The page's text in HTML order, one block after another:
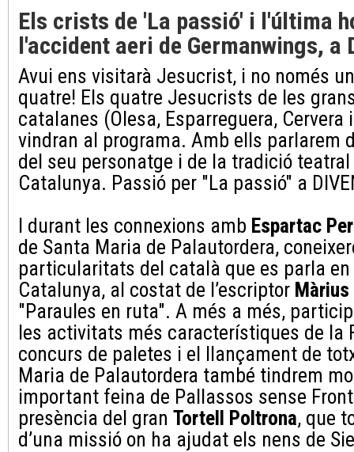
Els crists de 'La passió' i l'última
l'accident aeri de Germanwings, a
Avui ens visitarà Jesucrist, i no només
quatre! Els quatre Jesucrists de les
catalanes (Olesa, Esparreguera, Cervera
vindran al programa. Amb ells parlarem
del seu personatge i de la tradició
Catalunya. Passió per "La passió" a
I durant les connexions amb Espartac
de Santa Maria de Palautordera,
particularitats del català que es parla
Catalunya, al costat de l’escriptor Màrius
"Paraules en ruta". A més a més,
les activitats més característiques de la
concurs de paletes i el llançament de
Maria de Palautordera també tindrem
important feina de Pallassos sense
presència del gran Tortell Poltrona, que
d’una missió on ha ajudat els nens de